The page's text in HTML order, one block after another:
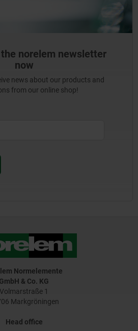
norelem newsletter
now
news about our products and
from our online shop!
Normelemente
GmbH & Co. KG
Volmarstraße 1
Markgröningen
Head office